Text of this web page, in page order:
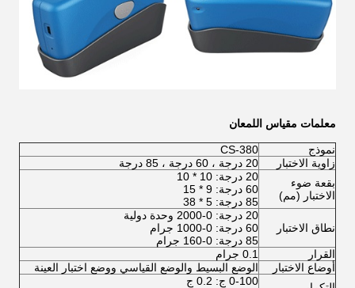
معلمات مقياس اللمعان
نموذج
CS-380
زاوية الاختبار
20 درجة ، 60 درجة ، 85 درجة
بقعة ضوء
الاختبار (مم)
20 درجة: 10 * 10
60 درجة: 9 * 15
85 درجة: 5 * 38
نطاق الاختبار
20 درجة: 0-2000 وحدة دولية
60 درجة: 0-1000 جرام
85 درجة: 0-160 جرام
القرار
0.1 جرام
أوضاع الاختبار
الوضع البسيط والوضع القياسي ووضع اختبار العينة
0-100 ج: 0.2 ج